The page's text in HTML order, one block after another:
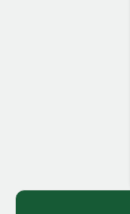
Sidebar